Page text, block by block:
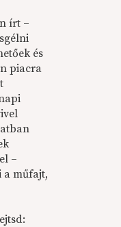
írt –
és
piacra
–
a műfajt,